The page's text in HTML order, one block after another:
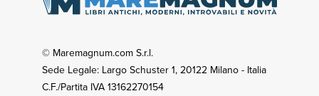
© Maremagnum.com S.r.l.
Sede Legale: Largo Schuster 1, 20122 Milano - Italia
C.F./Partita IVA 13162270154